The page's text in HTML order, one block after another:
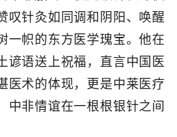
叹针灸如同调和阴阳、唤醒
一帜的东方医学瑰宝。他在
谚语送上祝福，直言中国医
医术的体现，更是中莱医疗
中非情谊在一根根银针之间